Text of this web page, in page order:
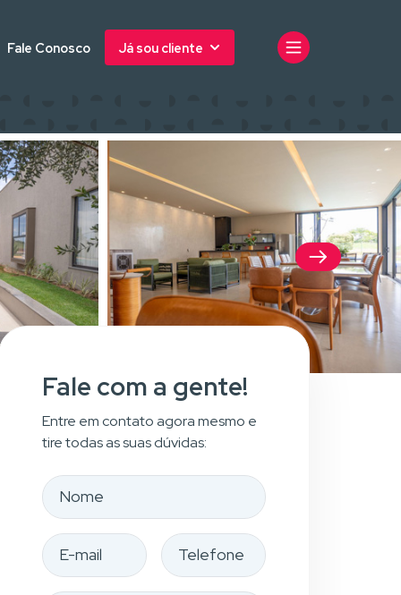
Fale Conosco Já sou cliente
Fale com a gente!
Entre em contato agora mesmo e
tire todas as suas dúvidas: